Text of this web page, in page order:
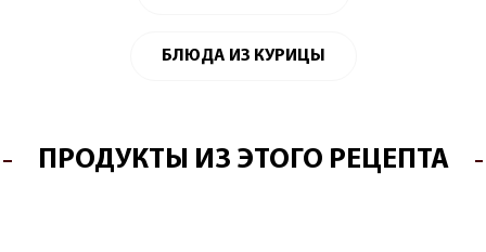
БЛЮДА ИЗ КУРИЦЫ
ПРОДУКТЫ ИЗ ЭТОГО РЕЦЕПТА